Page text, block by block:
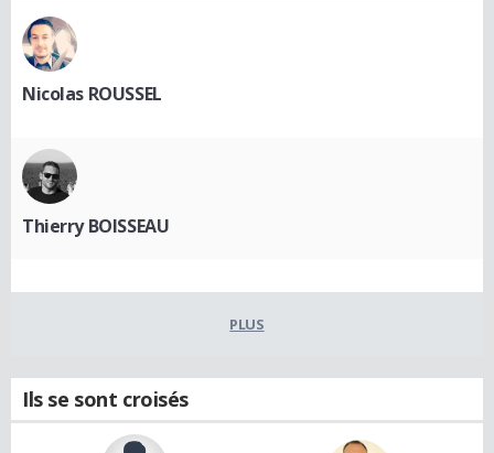
Nicolas ROUSSEL
Thierry BOISSEAU
PLUS
Ils se sont croisés